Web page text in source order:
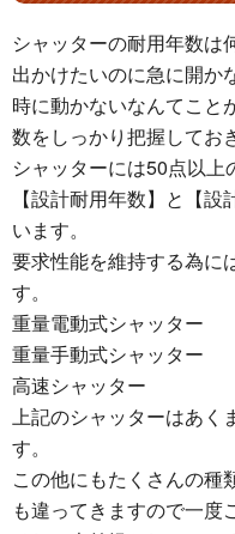
シャッターの耐用年数は
出かけたいのに急に開か
時に動かないなんてこと
数をしっかり把握してお
シャッターには50点以
【設計耐用年数】と【
います。
要求性能を維持する為に
す。
重量電動式シャッタ
重量手動式シャッタ
高速シャッター
上記のシャッターはあ
す。
この他にもたくさんの種
も違ってきますので一度